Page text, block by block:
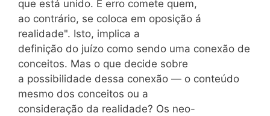
que está unido. E erro comete quem,
ao contrário, se coloca em oposição á
realidade". Isto, implica a
definição do juízo como sendo uma conexão de
conceitos. Mas o que decide sobre
a possibilidade dessa conexão — o conteúdo
mesmo dos conceitos ou a
consideração da realidade? Os neo-